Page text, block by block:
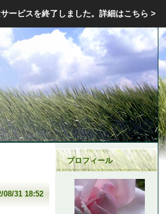
ービスを終了しました。 詳細はこちら >
08/31 18:52
プロフィール